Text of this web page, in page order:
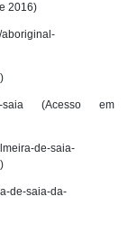
2016)
aboriginal-
saia (Acesso em
de-saia-
de-saia-da-